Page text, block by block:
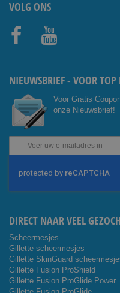
VOLG ONS
NIEUWSBRIEF - VOOR TOP
Voor Gratis
onze Nieuwsbrief!
Abonneer
onze
DIRECT NAAR VEEL
Scheermesjes
Gillette scheermesjes
Gillette SkinGuard
Gillette Fusion ProShield
Gillette Fusion ProGlide Power